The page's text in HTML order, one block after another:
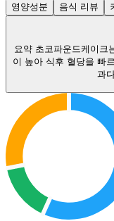
영양성분 음식 리뷰
요약 초코파운드케이크
이 높아 식후 혈당을 빠
과